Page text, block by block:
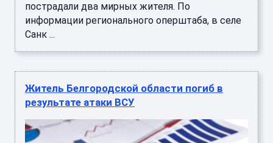
пострадали два мирных жителя. По
информации регионального оперштаба, в селе
Санк ...
Житель Белгородской области погиб в
результате атаки ВСУ